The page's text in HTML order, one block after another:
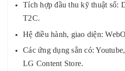
Tích hợp đầu thu kỹ thuật
T2C.
Hệ điều hành, giao diện:
Các ứng dụng sẵn có:
LG Content Store.